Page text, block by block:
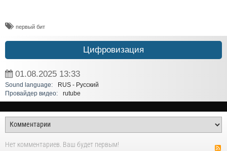
​первый бит
Цифровизация
01.08.2025 13:33
Sound language:
RUS - Русский
Провайдер видео:
rutube
Нет комментариев. Ваш будет первым!